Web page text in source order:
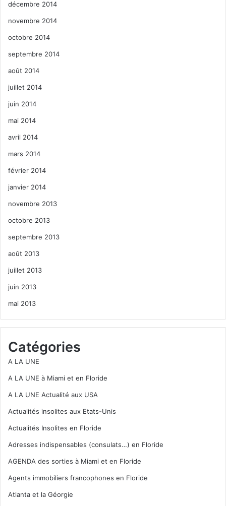
décembre 2014
novembre 2014
octobre 2014
septembre 2014
août 2014
juillet 2014
juin 2014
mai 2014
avril 2014
mars 2014
février 2014
janvier 2014
novembre 2013
octobre 2013
septembre 2013
août 2013
juillet 2013
juin 2013
mai 2013
Catégories
A LA UNE
A LA UNE à Miami et en Floride
A LA UNE Actualité aux USA
Actualités insolites aux Etats-Unis
Actualités Insolites en Floride
Adresses indispensables (consulats…) en Floride
AGENDA des sorties à Miami et en Floride
Agents immobiliers francophones en Floride
Atlanta et la Géorgie